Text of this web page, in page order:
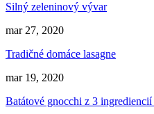
Silný zeleninový vývar
mar 27, 2020
Tradičné domáce lasagne
mar 19, 2020
Batátové gnocchi z 3 ingrediencií